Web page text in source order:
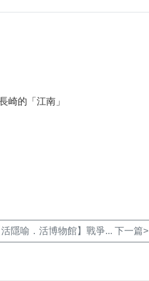
崎的「江南」
活隱喻．活博物館】戰爭... 下一篇>